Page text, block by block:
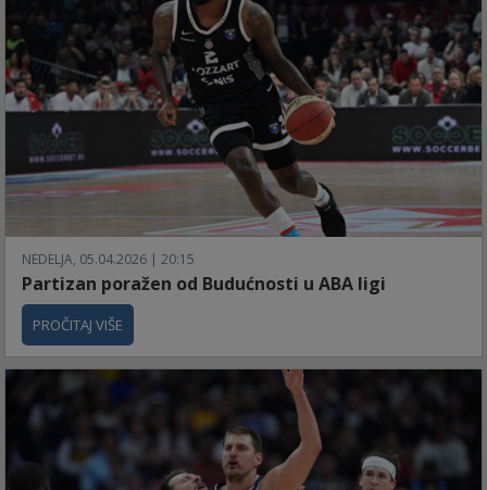
NEDELJA, 05.04.2026 | 20:15
Partizan poražen od Budućnosti u ABA ligi
PROČITAJ VIŠE